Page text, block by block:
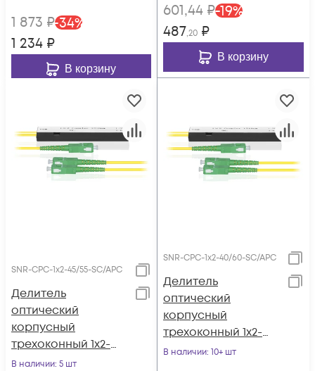
1 873 ₽-34%
1 234 ₽
В корзину
601,44 ₽-19%
487,20 ₽
В корзину
SNR-CPC-1x2-45/55-SC/APC
Делитель
оптический
корпусный
трехоконный 1х2-
45/55 SC/APC
В наличии: 5 шт
SNR-CPC-1x2-40/60-SC/APC
Делитель
оптический
корпусный
трехоконный 1х2-
40/60 SC/APC
В наличии: 10+ шт